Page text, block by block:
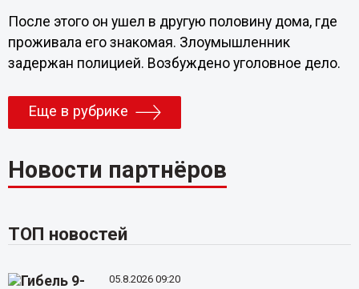
После этого он ушел в другую половину дома, где
проживала его знакомая. Злоумышленник
задержан полицией. Возбуждено уголовное дело.
Еще в рубрике
Новости партнёров
ТОП новостей
05.8.2026 09:20